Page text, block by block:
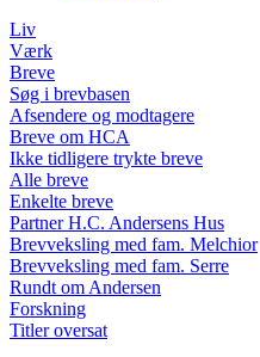
Liv
Værk
Breve
Søg i brevbasen
Afsendere og modtagere
Breve om HCA
Ikke tidligere trykte breve
Alle breve
Enkelte breve
Partner H.C. Andersens Hus
Brevveksling med fam. Melchior
Brevveksling med fam. Serre
Rundt om Andersen
Forskning
Titler oversat